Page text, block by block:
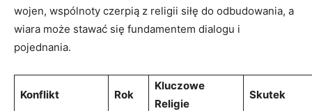
wojen, wspólnoty czerpią z religii siłę do odbudowania, a
wiara może stawać się fundamentem dialogu i
pojednania.
Konflikt Rok
Kluczowe
Religie
Skutek